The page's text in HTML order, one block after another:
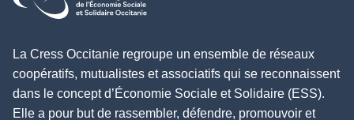
La Cress Occitanie regroupe un ensemble de réseaux
coopératifs, mutualistes et associatifs qui se reconnaissent
dans le concept d’Économie Sociale et Solidaire (ESS).
Elle a pour but de rassembler, défendre, promouvoir et